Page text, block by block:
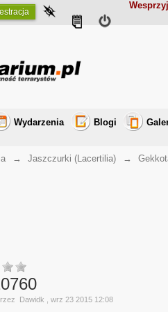
Wydarzenia Blogi
→ Jaszczurki (Lacertilia) →
Dawidk , wrz 23 2015 12:08